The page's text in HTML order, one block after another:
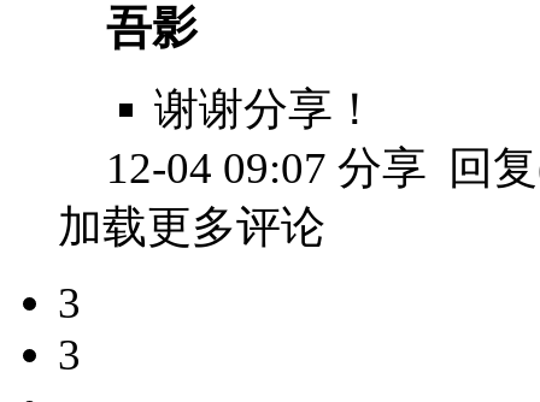
吾影
谢谢分享！
12-04 09:07 分享
回
加载更多评论
3
3